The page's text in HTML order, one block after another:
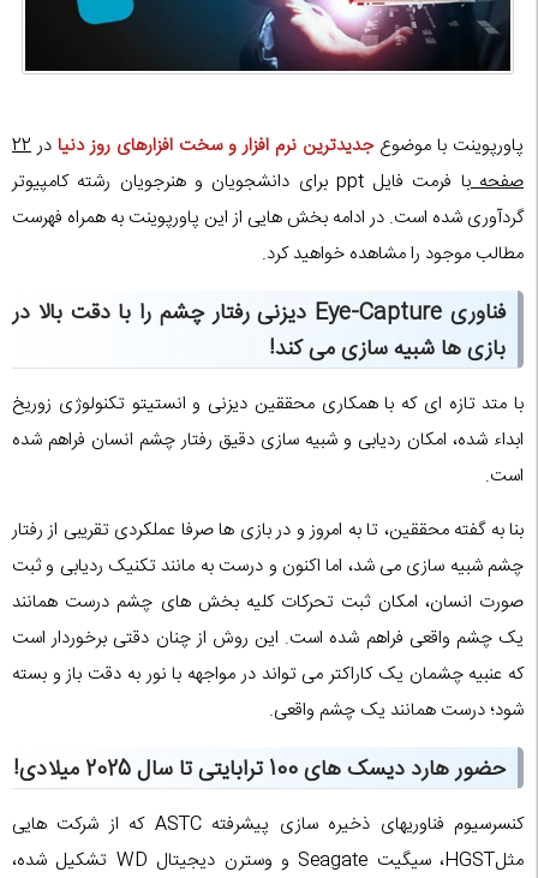
پاورپوینت با موضوع جدیدترین نرم افزار و سخت افزارهای روز دنیادر22
صفحه
با فرمت فایل ppt برای دانشجویان و هنرجویان رشته کامپیوتر
گردآوری شده است. در ادامه بخش هایی از این پاورپوینت به همراه فهرست
مطالب موجود را مشاهده خواهید کرد.
فناوری Eye-Capture دیزنی رفتار چشم را با دقت بالا در
بازی ها شبیه سازی می کند!
با متد تازه ای که با همکاری محققین دیزنی و انستیتو تکنولوژی زوریخ
ابداء شده، امکان ردیابی و شبیه سازی دقیق رفتار چشم انسان فراهم شده
است.
بنا به گفته محققین، تا به امروز و در بازی ها صرفا عملکردی تقریبی از رفتار
چشم شبیه سازی می شد، اما اکنون و درست به مانند تکنیک ردیابی و ثبت
صورت انسان، امکان ثبت تحرکات کلیه بخش های چشم درست همانند
یک چشم واقعی فراهم شده است. این روش از چنان دقتی برخوردار است
که عنبیه چشمان یک کاراکتر می تواند در مواجهه با نور به دقت باز و بسته
شود؛ درست همانند یک چشم واقعی.
حضور هارد دیسک های 100 ترابایتی تا سال 2025 میلادی!
کنسرسیوم فناوریهای ذخیره سازی پیشرفته ASTC که از شرکت هایی
مثلHGST، سیگیت Seagate و وسترن دیجیتال WD تشکیل شده،